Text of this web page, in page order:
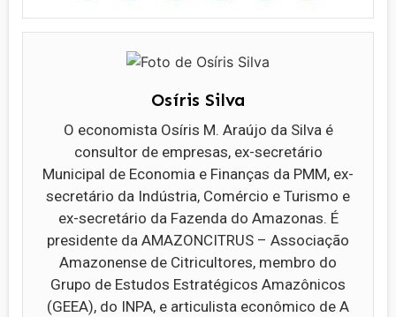
Osíris Silva
O economista Osíris M. Araújo da Silva é
consultor de empresas, ex-secretário
Municipal de Economia e Finanças da PMM, ex-
secretário da Indústria, Comércio e Turismo e
ex-secretário da Fazenda do Amazonas. É
presidente da AMAZONCITRUS – Associação
Amazonense de Citricultores, membro do
Grupo de Estudos Estratégicos Amazônicos
(GEEA), do INPA, e articulista econômico de A